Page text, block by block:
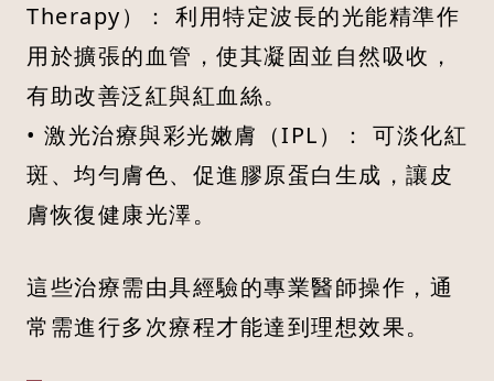
Therapy）： 利用特定波長的光能精準作
用於擴張的血管，使其凝固並自然吸收，
有助改善泛紅與紅血絲。
• 激光治療與彩光嫩膚（IPL）： 可淡化紅
斑、均勻膚色、促進膠原蛋白生成，讓皮
膚恢復健康光澤。
這些治療需由具經驗的專業醫師操作，通
常需進行多次療程才能達到理想效果。